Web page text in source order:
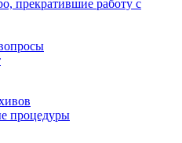
прекратившие работу с
процедуры